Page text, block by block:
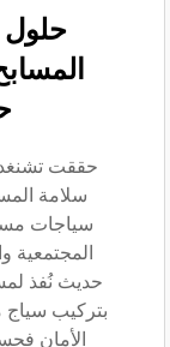
حلول
حققت
سلامة
سياجات
المجتمعية
حديث نُفذ
بتركيب سياج
الأمان